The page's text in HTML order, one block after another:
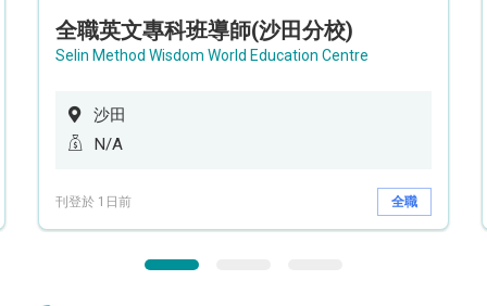
全職英文專科班導師(沙田分校)
Selin Method Wisdom World Education Centre
沙田
N/A
刊登於 1日前 全職